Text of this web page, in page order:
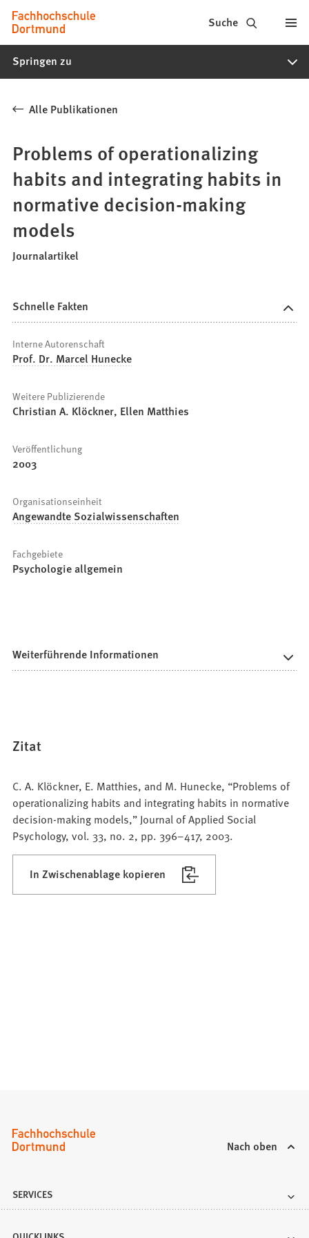
Inhalt anspringen
Fachhochschule
Dortmund
-
Studiengänge,
Bewerbung
Suche
Springen zu
Alle Publikationen
Problems of operationalizing
habits and integrating habits in
normative decision-making
models
Journalartikel
Schnelle Fakten
Interne Autorenschaft
Prof. Dr. Marcel Hunecke
Weitere Publizierende
Christian A. Klöckner, Ellen Matthies
Veröffentlichung
2003
Organisationseinheit
Angewandte Sozialwissenschaften
Fachgebiete
Psychologie allgemein
Weiterführende Informationen
Zitat
C. A. Klöckner, E. Matthies, and M. Hunecke, “Problems of
operationalizing habits and integrating habits in normative
decision-making models,” Journal of Applied Social
Psychology, vol. 33, no. 2, pp. 396–417, 2003.
In Zwischenablage kopieren
Nach oben
SERVICES